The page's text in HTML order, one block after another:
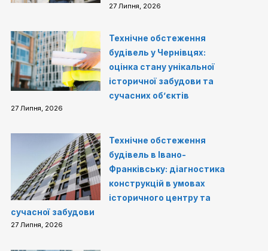
27 Липня, 2026
Технічне обстеження
будівель у Чернівцях:
оцінка стану унікальної
історичної забудови та
сучасних об’єктів
27 Липня, 2026
Технічне обстеження
будівель в Івано-
Франківську: діагностика
конструкцій в умовах
історичного центру та
сучасної забудови
27 Липня, 2026